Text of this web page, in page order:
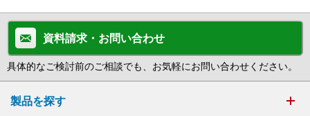
資料請求・お問い合わせ
具体的なご検討前のご相談でも、お気軽にお問い合わせください。
製品を探す